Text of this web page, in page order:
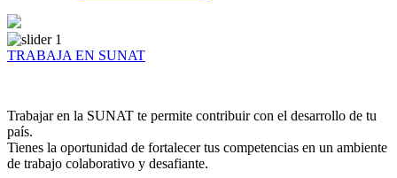
TRABAJA EN SUNAT
Trabajar en la SUNAT te permite contribuir con el desarrollo de tu
país.
Tienes la oportunidad de fortalecer tus competencias en un ambiente
de trabajo colaborativo y desafiante.